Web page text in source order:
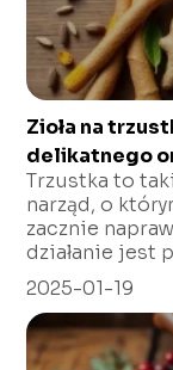
Zioła na
delikatnego
Trzustka to
narząd, o
zacznie
działanie jest
2025-01-19